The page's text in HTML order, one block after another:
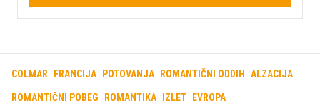
COLMAR FRANCIJA POTOVANJA ROMANTIČNI ODDIH ALZACIJA
ROMANTIČNI POBEG ROMANTIKA IZLET EVROPA